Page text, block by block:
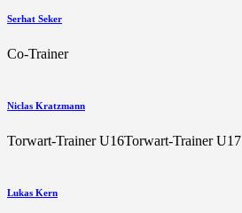
Serhat Seker
Co-Trainer
Niclas Kratzmann
Torwart-Trainer U16Torwart-Trainer U17
Lukas Kern